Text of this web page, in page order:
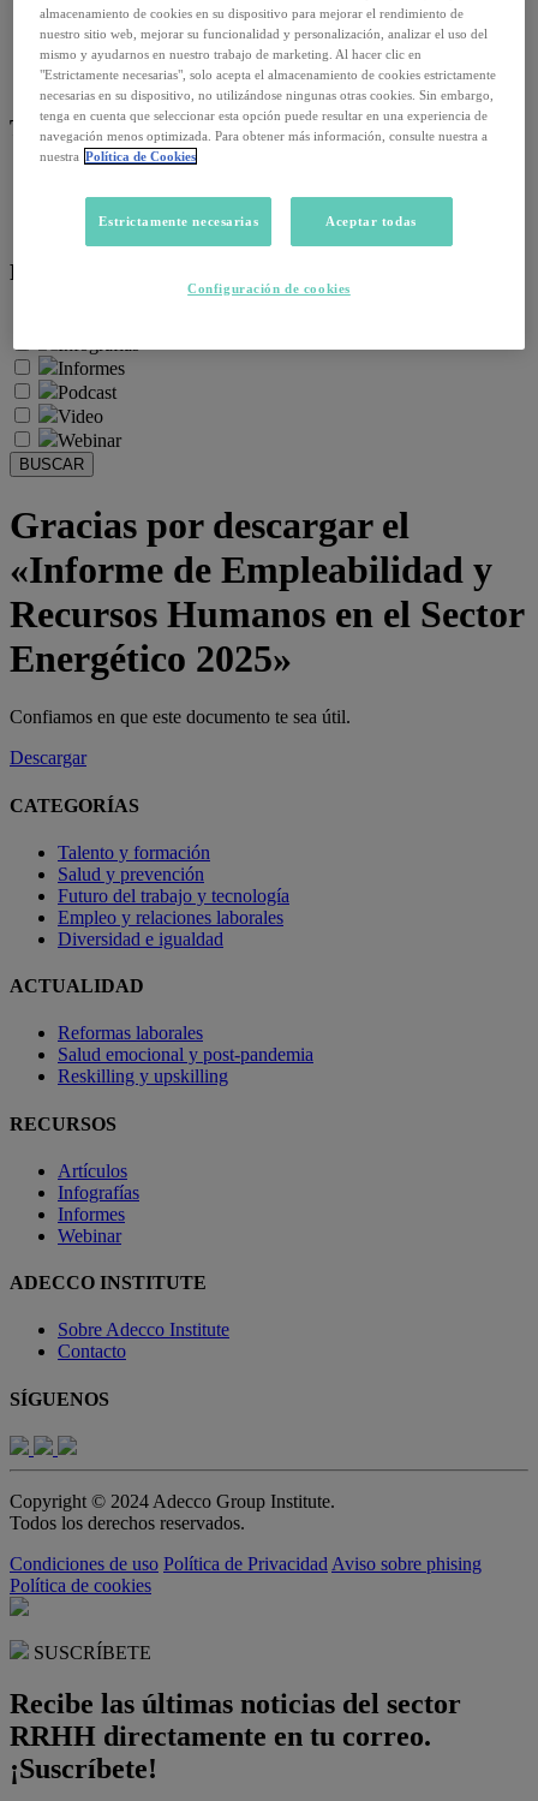
Empleo y relaciones laborales
Futuro del trabajo y tecnología
Salud y prevención
Talento y formación
Temas de actualidad:
Reskilling y upskilling
Salud emocional y post-pandemia
Recursos:
Infografías
Informes
Podcast
Video
Webinar
BUSCAR
Gracias por descargar el
«Informe de Empleabilidad y
Recursos Humanos en el Sector
Energético 2025»
Confiamos en que este documento te sea útil.
Descargar
CATEGORÍAS
Talento y formación
Salud y prevención
Futuro del trabajo y tecnología
Empleo y relaciones laborales
Diversidad e igualdad
ACTUALIDAD
Reformas laborales
Salud emocional y post-pandemia
Reskilling y upskilling
RECURSOS
Artículos
Infografías
Informes
Webinar
ADECCO INSTITUTE
Sobre Adecco Institute
Contacto
SÍGUENOS
Copyright © 2024 Adecco Group Institute.
Todos los derechos reservados.
Condiciones de uso Política de Privacidad Aviso sobre phising
Política de cookies
SUSCRÍBETE
Recibe las últimas noticias del sector
RRHH directamente en tu correo.
¡Suscríbete!
almacenamiento de cookies en su dispositivo para mejorar el rendimiento de
nuestro sitio web, mejorar su funcionalidad y personalización, analizar el uso del
mismo y ayudarnos en nuestro trabajo de marketing. Al hacer clic en
"Estrictamente necesarias", solo acepta el almacenamiento de cookies estrictamente
necesarias en su dispositivo, no utilizándose ningunas otras cookies. Sin embargo,
tenga en cuenta que seleccionar esta opción puede resultar en una experiencia de
navegación menos optimizada. Para obtener más información, consulte nuestra a
nuestra Política de Cookies
Estrictamente necesarias Aceptar todas
Configuración de cookies